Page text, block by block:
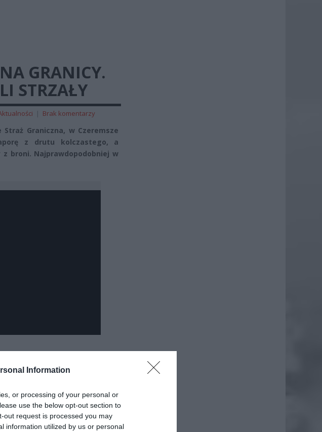
Information
or processing of your personal or
use the below opt-out section to
out request is processed you may
information utilized by us or personal
GRANICY.
STRZAŁY
| Brak komentarzy
Graniczna, w Czeremsze
z drutu kolczastego, a
broni. Najprawdopodobniej w